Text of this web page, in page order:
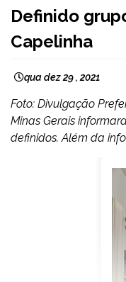
Definido
Capelinha
qua dez 29 , 2021
Foto: Divulgação
Minas Gerais
definidos. Além da